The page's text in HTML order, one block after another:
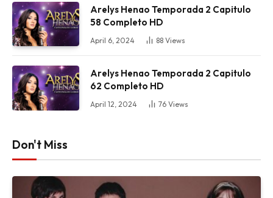
Arelys Henao Temporada 2 Capitulo
58 Completo HD
April 6, 2024 88 Views
Arelys Henao Temporada 2 Capitulo
62 Completo HD
April 12, 2024 76 Views
Don't Miss